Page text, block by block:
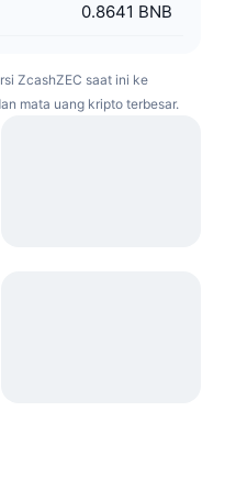
0.8641 BNB
ZcashZEC saat ini ke
mata uang kripto terbesar.